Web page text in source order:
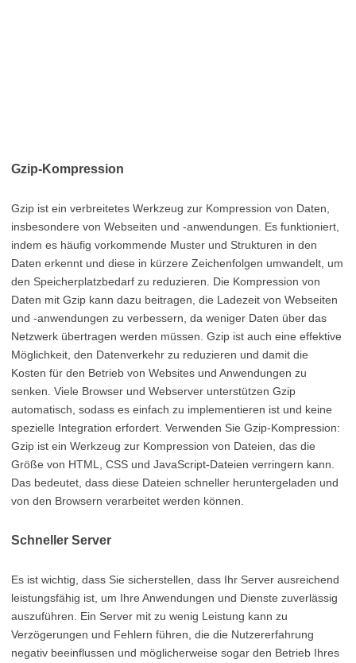
Gzip-Kompression
Gzip ist ein verbreitetes Werkzeug zur Kompression von Daten,
insbesondere von Webseiten und -anwendungen. Es funktioniert,
indem es häufig vorkommende Muster und Strukturen in den
Daten erkennt und diese in kürzere Zeichenfolgen umwandelt, um
den Speicherplatzbedarf zu reduzieren. Die Kompression von
Daten mit Gzip kann dazu beitragen, die Ladezeit von Webseiten
und -anwendungen zu verbessern, da weniger Daten über das
Netzwerk übertragen werden müssen. Gzip ist auch eine effektive
Möglichkeit, den Datenverkehr zu reduzieren und damit die
Kosten für den Betrieb von Websites und Anwendungen zu
senken. Viele Browser und Webserver unterstützen Gzip
automatisch, sodass es einfach zu implementieren ist und keine
spezielle Integration erfordert. Verwenden Sie Gzip-Kompression:
Gzip ist ein Werkzeug zur Kompression von Dateien, das die
Größe von HTML, CSS und JavaScript-Dateien verringern kann.
Das bedeutet, dass diese Dateien schneller heruntergeladen und
von den Browsern verarbeitet werden können.
Schneller Server
Es ist wichtig, dass Sie sicherstellen, dass Ihr Server ausreichend
leistungsfähig ist, um Ihre Anwendungen und Dienste zuverlässig
auszuführen. Ein Server mit zu wenig Leistung kann zu
Verzögerungen und Fehlern führen, die die Nutzererfahrung
negativ beeinflussen und möglicherweise sogar den Betrieb Ihres